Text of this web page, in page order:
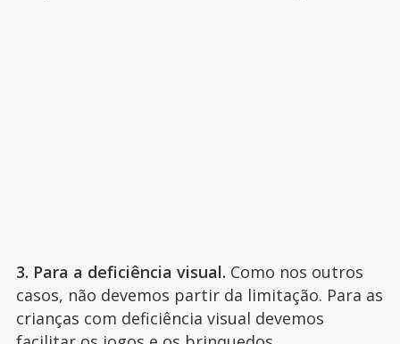
3. Para a deficiência visual. Como nos outros
casos, não devemos partir da limitação. Para as
crianças com deficiência visual devemos